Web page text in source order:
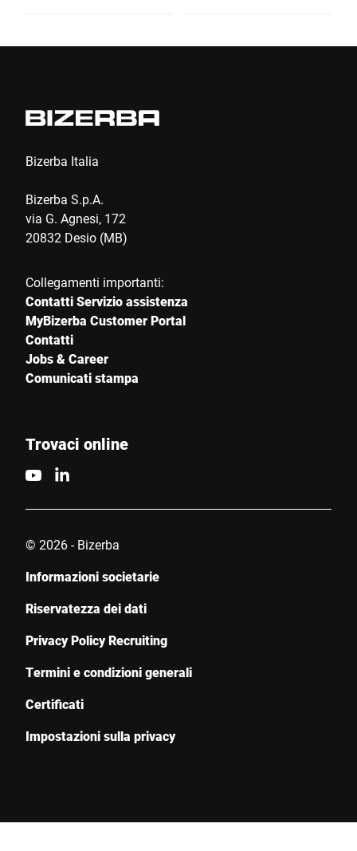
Bizerba Italia
Bizerba S.p.A.
via G. Agnesi, 172
20832 Desio (MB)
Collegamenti importanti:
Contatti Servizio assistenza
MyBizerba Customer Portal
Contatti
Jobs & Career
Comunicati stampa
Trovaci online
© 2026 - Bizerba
Informazioni societarie
Riservatezza dei dati
Privacy Policy Recruiting
Termini e condizioni generali
Certificati
Impostazioni sulla privacy